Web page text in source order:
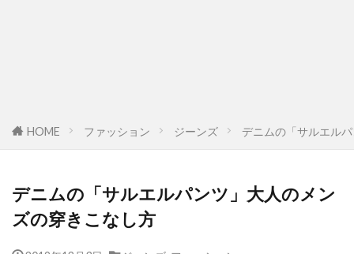
HOME ファッション ジーンズ デニムの「サルエル
デニムの「サルエルパンツ」大人のメン
ズの穿きこなし方